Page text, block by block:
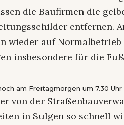
die Baufirmen die
entfernen.
wieder auf
insbesondere für die
am Freitagmorgen um 7.30 Uhr
von der
in Sulgen so schnell